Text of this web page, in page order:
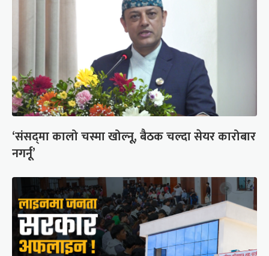
‘संसद्‍मा कालो चस्मा खोल्नू, बैठक चल्दा सेयर कारोबार
नगर्नू’